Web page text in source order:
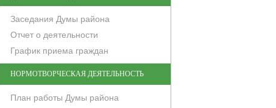
Заседания Думы района
Отчет о деятельности
График приема граждан
НОРМОТВОРЧЕСКАЯ ДЕЯТЕЛЬНОСТЬ
План работы Думы района